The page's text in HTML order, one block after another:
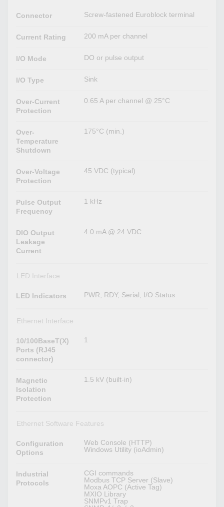
Connector Screw-fastened Euroblock terminal
Current Rating 200 mA per channel
I/O Mode DO or pulse output
I/O Type Sink
Over-Current
Protection
0.65 A per channel @ 25°C
Over-
Temperature
Shutdown
175°C (min.)
Over-Voltage
Protection
45 VDC (typical)
Pulse Output
Frequency
1 kHz
DIO Output
Leakage
Current
4.0 mA @ 24 VDC
LED Interface
LED Indicators PWR, RDY, Serial, I/O Status
Ethernet Interface
10/100BaseT(X)
Ports (RJ45
connector)
1
Magnetic
Isolation
Protection
1.5 kV (built-in)
Ethernet Software Features
Configuration
Options
Web Console (HTTP)
Windows Utility (ioAdmin)
Industrial
Protocols
CGI commands
Modbus TCP Server (Slave)
Moxa AOPC (Active Tag)
MXIO Library
SNMPv1 Trap